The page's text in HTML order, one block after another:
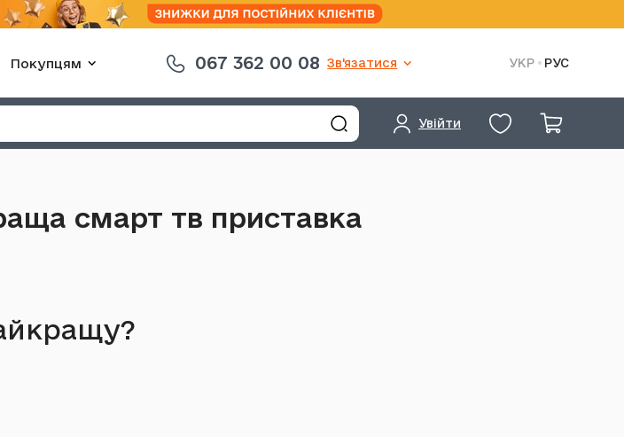
Покупцям 067 362 00 08 Зв'язатися УКР РУС
Увійти
смарт тв приставка